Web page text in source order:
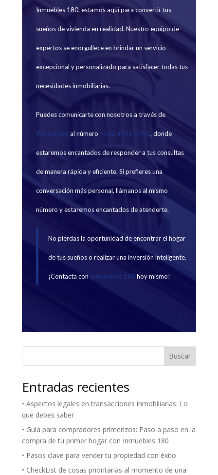
Inmuebles 180, estamos aquí para convertir tus
sueños de vivienda en realidad. Nuestro equipo de
expertos se enorgullece en brindar un servicio
excepcional y personalizado para satisfacer todas tus
necesidades inmobiliarias.
Puedes comunicarte con nosotros a través de
WhatsApp al número +502 4761-5755, donde
estaremos encantados de responder a tus consultas
de manera rápida y eficiente. Si prefieres una
conversación más personal, llámanos al mismo
número y estaremos encantados de atenderte.
No pierdas la oportunidad de encontrar el hogar
de tus sueños o realizar una inversión inteligente.
¡Contacta con Inmuebles 180hoy mismo!
Buscar
Entradas recientes
• Aspectos legales en transacciones inmobiliarias: Lo
que debes saber
• Guía para compradores primerizos: Paso a paso en la
compra de tu primer hogar con Inmuebles 180
• Pasos clave para vender tu propiedad con éxito
• CheckList de cosas prioritarias al momento de una